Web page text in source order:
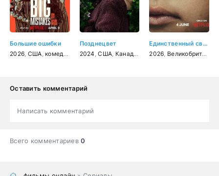
Большие ошибки
2026 США комедия криминал
Позднецвет
2024 ,США Канада , драма,комедия
Единственный свидетель
2026 Великобритания
Оставить комментарий
Написать комментарий
Всего комментариев0